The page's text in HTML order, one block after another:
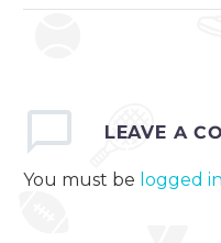
LEAVE A
You must be logged in